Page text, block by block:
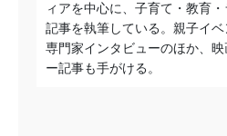
ィアを中心に、子育て・教育
記事を執筆している。親子イベ
専門家インタビューのほか、
ー記事も手がける。